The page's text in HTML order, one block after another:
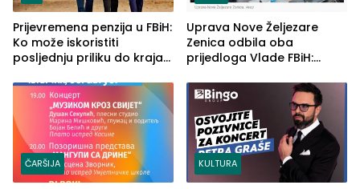
Prijevremena penzija u FBiH:
Ko može iskoristiti
posljednju priliku do kraja
Uprava Nove Željezare
Zenica odbila oba
prijedloga Vlade FBiH:
rješenje
ČARŠIJA KULTURA